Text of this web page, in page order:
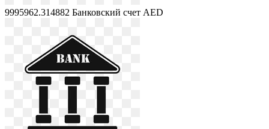
9995962.314882 Банковский счет AED